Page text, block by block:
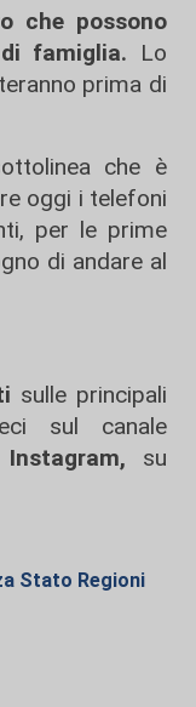
che possono
famiglia. Lo
prima di
che è
oggi i telefoni
per le prime
di andare al
sulle principali
sul canale
Instagram, su
Stato Regioni